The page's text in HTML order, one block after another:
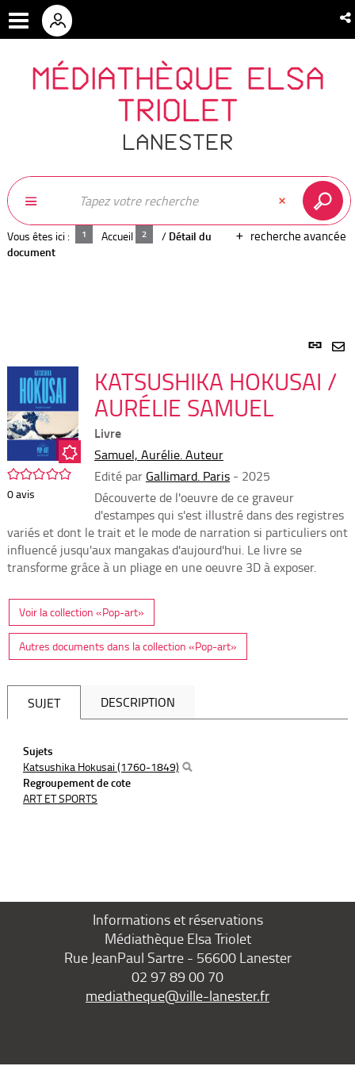
MÉDIATHÈQUE ELSA
TRIOLET
LANESTER
recherche avancée
Vous êtes ici : Accueil / Détail du
document
Lien
/5
0avis
KATSUSHIKA HOKUSAI /
AURÉLIE SAMUEL
Livre
Samuel, Aurélie. Auteur
Edité par Gallimard. Paris - 2025
Découverte de l'oeuvre de ce graveur
d'estampes qui s'est illustré dans des registres
variés et dont le trait et le mode de narration si particuliers ont
influencé jusqu'aux mangakas d'aujourd'hui. Le livre se
transforme grâce à un pliage en une oeuvre 3D à exposer.
Voir la collection «Pop-art»
Autres documents dans la collection «Pop-art»
SUJET DESCRIPTION
Sujets
Katsushika Hokusai (1760-1849)
Regroupement de cote
ART ET SPORTS
Informations et réservations
Médiathèque Elsa Triolet
Rue JeanPaul Sartre - 56600 Lanester
02 97 89 00 70
mediatheque@ville-lanester.fr